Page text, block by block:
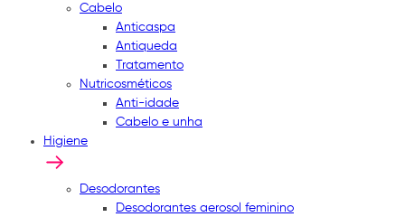
Cabelo
Anticaspa
Antiqueda
Tratamento
Nutricosméticos
Anti-idade
Cabelo e unha
Higiene
Desodorantes
Desodorantes aerosol feminino